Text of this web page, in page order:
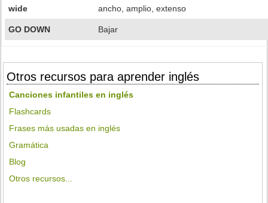
wide ancho, amplio, extenso
GO DOWN Bajar
Otros recursos para aprender inglés
Canciones infantiles en inglés
Flashcards
Frases más usadas en inglés
Gramática
Blog
Otros recursos...